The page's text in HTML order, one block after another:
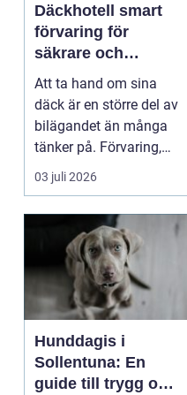
Däckhotell smart
förvaring för
säkrare och
enklare bilägande
Att ta hand om sina
däck är en större del av
bilägandet än många
tänker på. Förvaring,
skick, lufttr...
03 juli 2026
Hunddagis i
Sollentuna: En
guide till trygg och